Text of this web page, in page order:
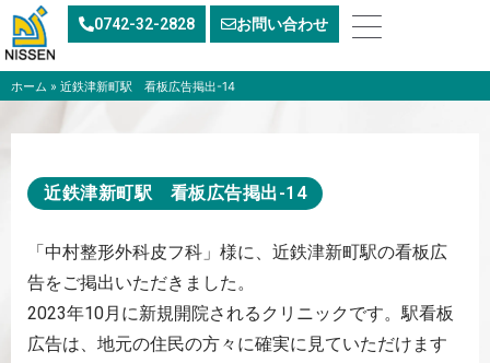
内
容
を
ス
ッ
0742-32-2828 お問い合わせ
ホーム » 近鉄津新町駅 看板広告掲出-14
近鉄津新町駅 看板広告掲出-14
「中村整形外科皮フ科」様に、近鉄津新町駅の看板広
告をご掲出いただきました。
2023年10月に新規開院されるクリニックです。駅看板
広告は、地元の住民の方々に確実に見ていただけます